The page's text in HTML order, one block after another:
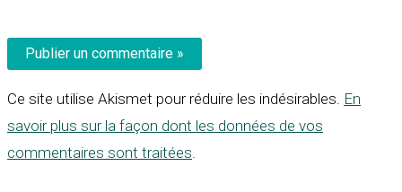
Ce site utilise Akismet pour réduire les indésirables. En
savoir plus sur la façon dont les données de vos
commentaires sont traitées.